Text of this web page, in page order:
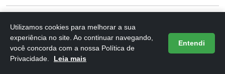
6. Integralmedica - Hipercalórico -
Nutri Whey Protein Baunilha - Pote
90
Utilizamos cookies para melhorar a sua
experiência no site. Ao continuar navegando,
você concorda com a nossa Política de
Privacidade.
Leia mais
Entendi